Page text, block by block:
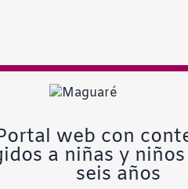
web con
a niñas y
seis años